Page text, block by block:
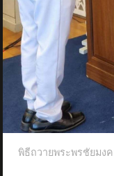
พิธีถวายพระพรชัยมง